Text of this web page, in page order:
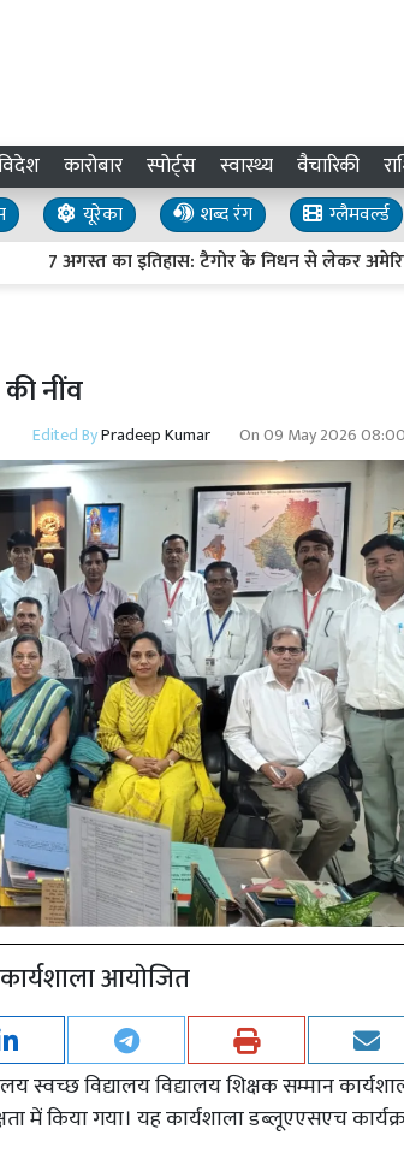
कारोबार स्पोर्ट्स स्वास्थ्य वैचारिकी
यूरेका शब्द रंग
ग्लैमवर्ल्ड
7 अगस्त का इतिहास: टैगोर के निधन से लेकर अमेरिकी
नींव
Edited ByPradeep Kumar On09 May 2026
आयाेजित
स्वच्छ विद्यालय विद्यालय शिक्षक सम्मान
में किया गया। यह कार्यशाला डब्लूएएसएच